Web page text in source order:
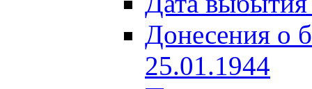
Донесения о
25.01.1944